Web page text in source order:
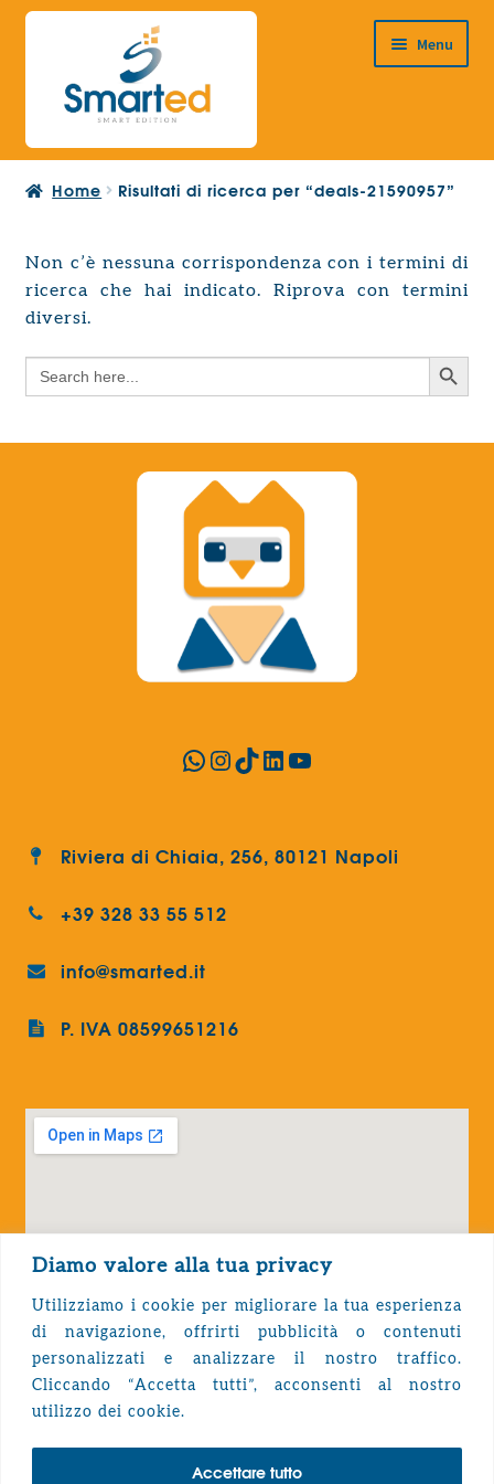
Diamo valore alla tua privacy
Utilizziamo i cookie per migliorare la tua esperienza
di navigazione, offrirti pubblicità o contenuti
personalizzati e analizzare il nostro traffico.
Cliccando “Accetta tutti”, acconsenti al nostro
utilizzo dei cookie.
Accettare tutto
Vai
navigazione
Vai
contenuto
Menu
HOME
PRODOTTI
Espandi
il
child
PROGETTAZIONE EUROPEA
menu
child
Search
Home Risultati di ricerca per “deals-21590957”
Non c’è nessuna corrispondenza con i termini di
ricerca che hai indicato. Riprova con termini
diversi.
Search
for:
Search Button
WhatsApp
Instagram
TikTok
LinkedIn
YouTube
Riviera di Chiaia, 256, 80121 Napoli
+39 328 33 55 512
info@smarted.it
P. IVA 08599651216
Privacy Policy